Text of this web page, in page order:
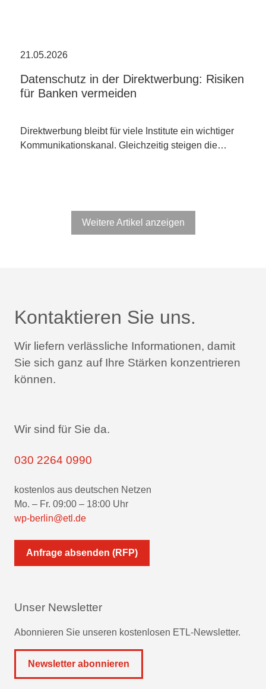
21.05.2026
Datenschutz in der Direktwerbung: Risiken
für Banken vermeiden
Direktwerbung bleibt für viele Institute ein wichtiger
Kommunikationskanal. Gleichzeitig steigen die…
Weitere Artikel anzeigen
Kontaktieren Sie uns.
Wir liefern verlässliche Informationen, damit
Sie sich ganz auf Ihre Stärken konzentrieren
können.
Wir sind für Sie da.
030 2264 0990
kostenlos aus deutschen Netzen
Mo. – Fr. 09:00 – 18:00 Uhr
wp-berlin@etl.de
Anfrage absenden (RFP)
Unser Newsletter
Abonnieren Sie unseren kostenlosen ETL-Newsletter.
Newsletter abonnieren